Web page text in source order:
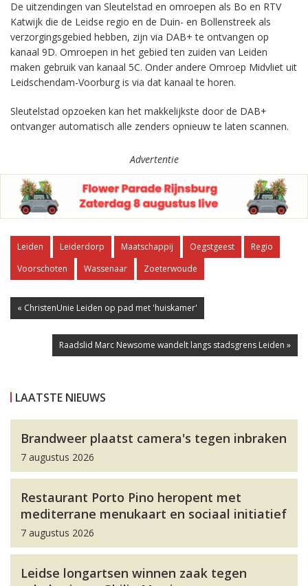
De uitzendingen van Sleutelstad en omroepen als Bo en RTV
Katwijk die de Leidse regio en de Duin- en Bollenstreek als
verzorgingsgebied hebben, zijn via DAB+ te ontvangen op
kanaal 9D. Omroepen in het gebied ten zuiden van Leiden
maken gebruik van kanaal 5C. Onder andere Omroep Midvliet uit
Leidschendam-Voorburg is via dat kanaal te horen.
Sleutelstad opzoeken kan het makkelijkste door de DAB+
ontvanger automatisch alle zenders opnieuw te laten scannen.
Advertentie
Leiden Leiderdorp Maatschappij Oegstgeest
Regio
Voorschoten
Wassenaar Zoeterwoude
« ChristenUnie Leiden op pad met 'huiskamer'
Raadslid Marc Newsome wandelt langs stadsgrens Leiden »
LAATSTE NIEUWS
Brandweer plaatst camera's tegen inbraken
7 augustus 2026
Restaurant Porto Pino heropent met
mediterrane menukaart en sociaal initiatief
7 augustus 2026
Leidse longartsen winnen zaak tegen